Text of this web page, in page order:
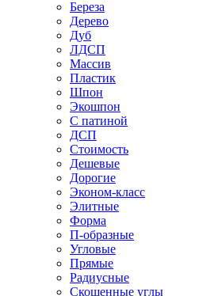
Береза
Дерево
Дуб
ЛДСП
Массив
Пластик
Шпон
Экошпон
С патиной
ДСП
Стоимость
Дешевые
Дорогие
Эконом-класс
Элитные
Форма
П-образные
Угловые
Прямые
Радиусные
Скошенные углы